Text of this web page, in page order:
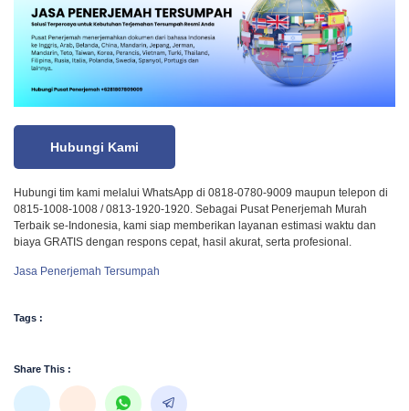
Hubungi Kami
Hubungi tim kami melalui WhatsApp di 0818-0780-9009 maupun telepon di
0815-1008-1008 / 0813-1920-1920. Sebagai Pusat Penerjemah Murah
Terbaik se-Indonesia, kami siap memberikan layanan estimasi waktu dan
biaya GRATIS dengan respons cepat, hasil akurat, serta profesional.
Jasa Penerjemah Tersumpah
Tags :
Share This :